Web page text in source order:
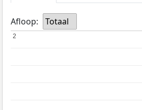
Afloop: Totaal
2
2